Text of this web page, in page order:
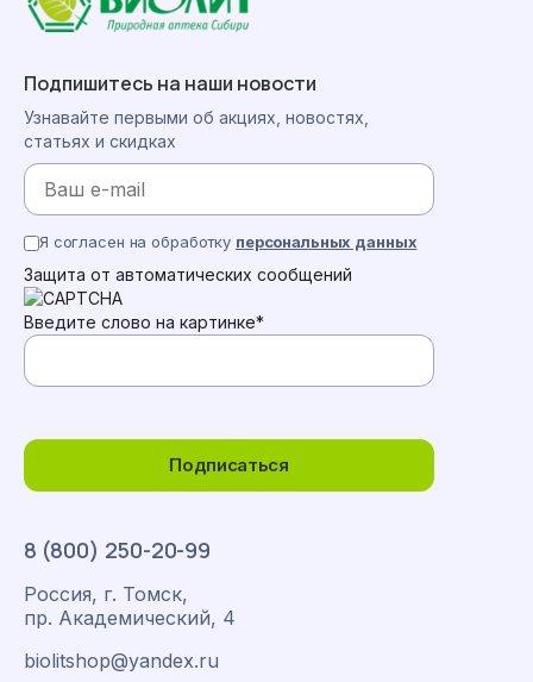
8 (800) 250-20-99
Россия, г. Томск,
пр. Академический, 4
biolitshop@yandex.ru
Подпишитесь на наши новости
Узнавайте первыми об акциях, новостях,
статьях и скидках
Подписаться
Я согласен на обработку персональных данных
Защита от автоматических сообщений
Введите слово на картинке*